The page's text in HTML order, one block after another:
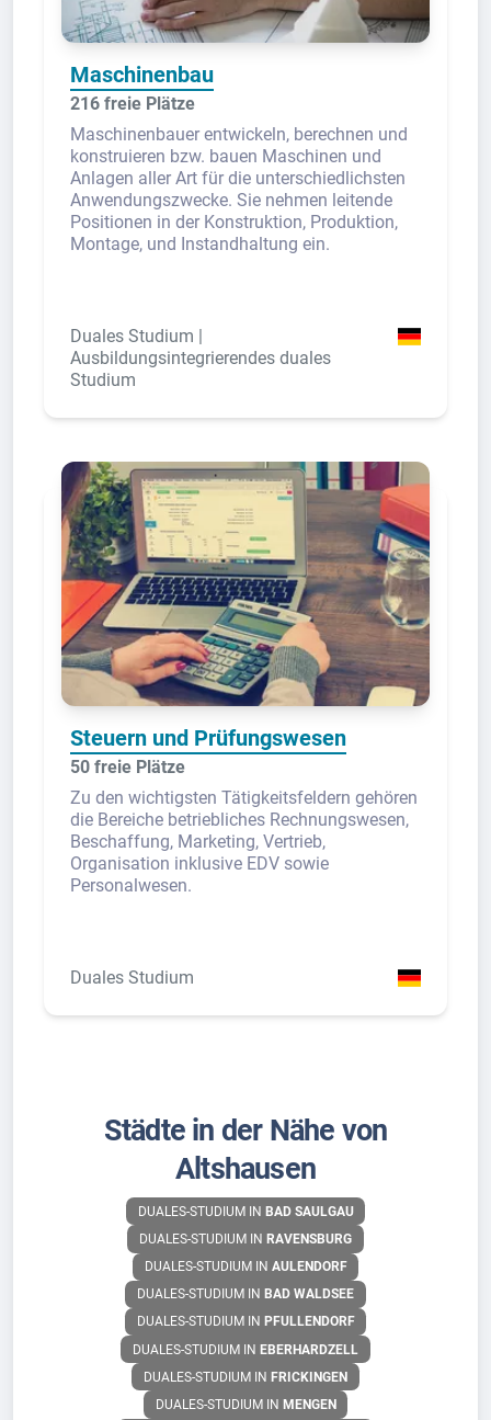
Maschinenbau
216 freie Plätze
Maschinenbauer entwickeln, berechnen und
konstruieren bzw. bauen Maschinen und
Anlagen aller Art für die unterschiedlichsten
Anwendungszwecke. Sie nehmen leitende
Positionen in der Konstruktion, Produktion,
Montage, und Instandhaltung ein.
Duales Studium |
Ausbildungsintegrierendes duales
Studium
Steuern und Prüfungswesen
50 freie Plätze
Zu den wichtigsten Tätigkeitsfeldern gehören
die Bereiche betriebliches Rechnungswesen,
Beschaffung, Marketing, Vertrieb,
Organisation inklusive EDV sowie
Personalwesen.
Duales Studium
Städte in der Nähe von
Altshausen
DUALES-STUDIUM IN BAD SAULGAU
DUALES-STUDIUM IN RAVENSBURG
DUALES-STUDIUM IN AULENDORF
DUALES-STUDIUM IN BAD WALDSEE
DUALES-STUDIUM IN PFULLENDORF
DUALES-STUDIUM IN EBERHARDZELL
DUALES-STUDIUM IN FRICKINGEN
DUALES-STUDIUM IN MENGEN